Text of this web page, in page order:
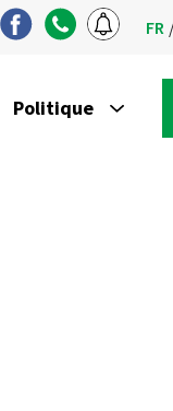
FR
Politique